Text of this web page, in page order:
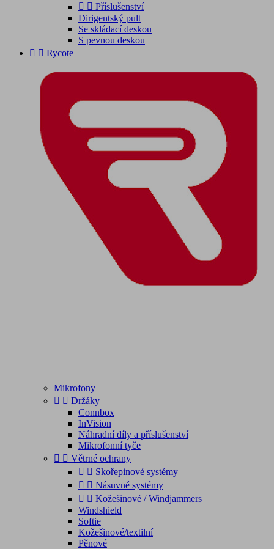
  Příslušenství
Dirigentský pult
Se skládací deskou
S pevnou deskou
  Rycote
Mikrofony
  Držáky
Connbox
InVision
Náhradní díly a příslušenství
Mikrofonní tyče
  Větrné ochrany
  Skořepinové systémy
  Násuvné systémy
  Kožešinové / Windjammers
Windshield
Softie
Kožešinové/textilní
Pěnové